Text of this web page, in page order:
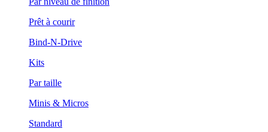
Prêt à courir
Bind-N-Drive
Kits
Par taille
Minis & Micros
Standard